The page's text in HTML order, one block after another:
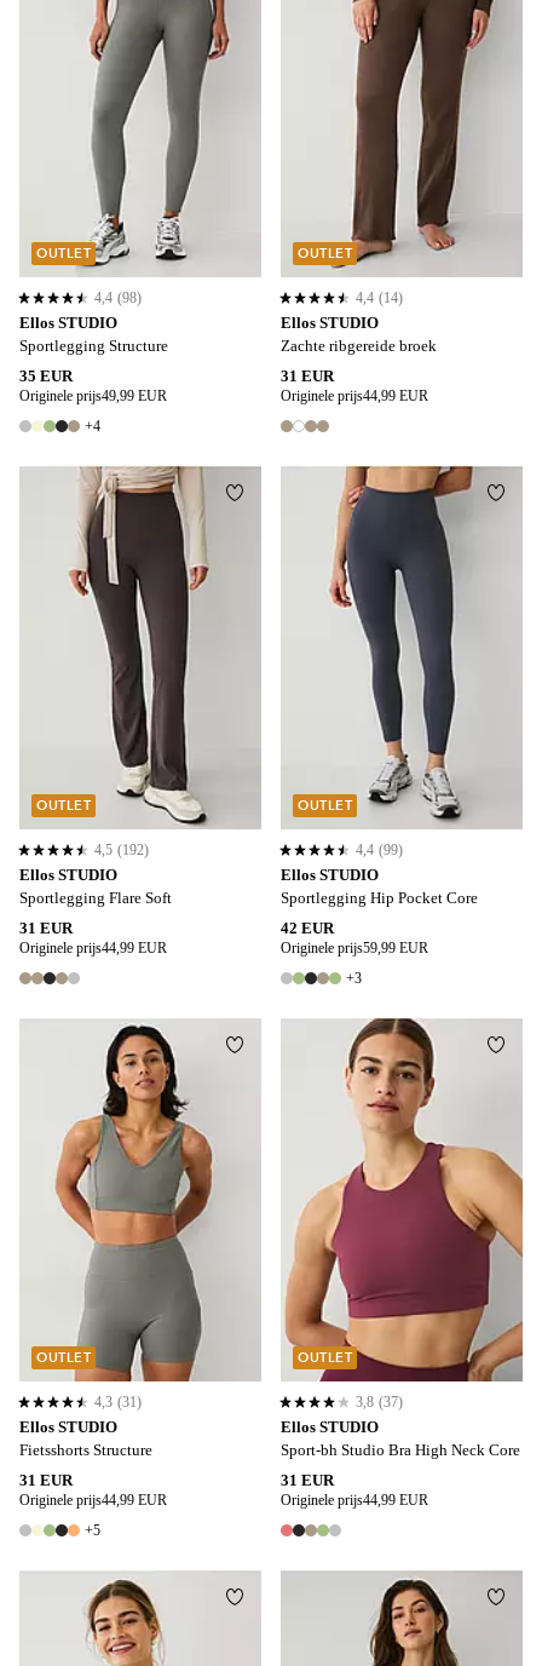
Ellos STUDIO
Sportlegging Structure
35 EUR
Originele prijs49,99 EUR
9 kleuren
+4
4,4 op basis van 98 beoordelingen
4,4 (98)
OUTLET
Ellos STUDIO
Zachte ribgereide broek
31 EUR
Originele prijs44,99 EUR
4 kleuren
4,4 op basis van 14 beoordelingen
4,4 (14)
OUTLET
Ellos STUDIO
Sportlegging Flare Soft
31 EUR
Originele prijs44,99 EUR
5 kleuren
4,5 op basis van 192 beoordelingen
4,5 (192)
OUTLET
Toevoegen aan favorieten
Ellos STUDIO
Sportlegging Hip Pocket Core
42 EUR
Originele prijs59,99 EUR
8 kleuren
+3
4,4 op basis van 99 beoordelingen
4,4 (99)
OUTLET
Ellos STUDIO
Fietsshorts Structure
31 EUR
Originele prijs44,99 EUR
10 kleuren
+5
4,3 op basis van 31 beoordelingen
4,3 (31)
OUTLET
Toevoegen aan favorieten
Ellos STUDIO
Sport-bh Studio Bra High Neck Core
31 EUR
Originele prijs44,99 EUR
5 kleuren
3,8 op basis van 37 beoordelingen
3,8 (37)
OUTLET
Toevoegen aan favorieten